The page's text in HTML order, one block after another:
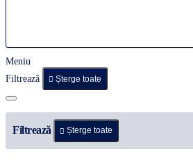
Meniu
Filtrează
Șterge toate
Filtrează Șterge toate